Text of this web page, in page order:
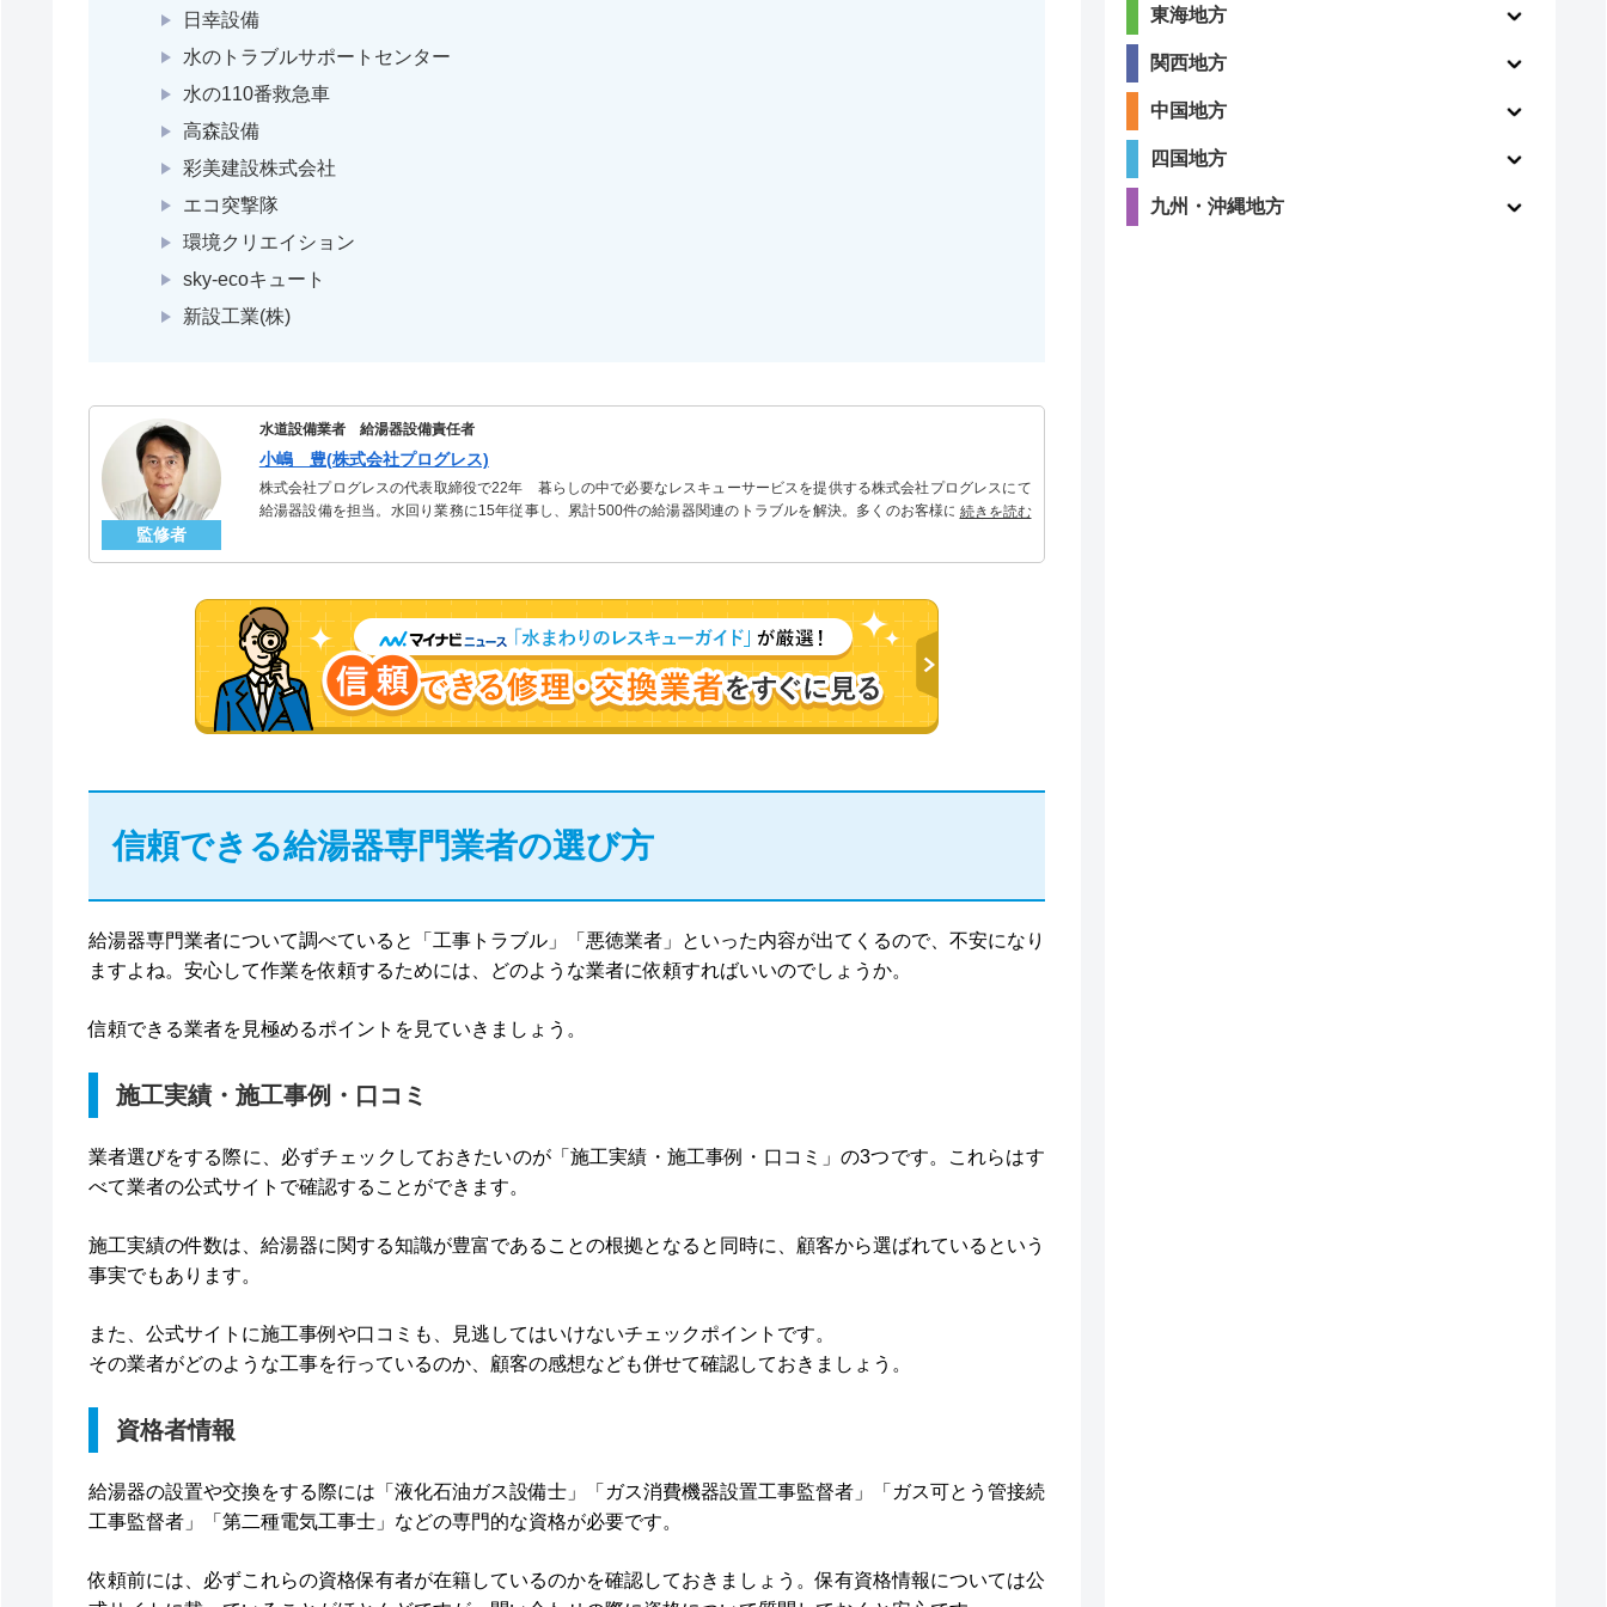
日幸設備
水のトラブルサポートセンター
水の110番救急車
高森設備
彩美建設株式会社
エコ突撃隊
環境クリエイション
sky-ecoキュート
新設工業(株)
監修者
水道設備業者 給湯器設備責任者
小嶋 豊(株式会社プログレス)
株式会社プログレスの代表取締役で22年 暮らしの中で必要なレスキューサービスを提供する株式会社プログレスにて
給湯器設備を担当。水回り業務に15年従事し、累計500件の給湯器関連のトラブルを解決。多くのお客様に信頼される
続きを読む
信頼できる給湯器専門業者の選び方
給湯器専門業者について調べていると「工事トラブル」「悪徳業者」といった内容が出てくるので、不安になり
ますよね。安心して作業を依頼するためには、どのような業者に依頼すればいいのでしょうか。
信頼できる業者を見極めるポイントを見ていきましょう。
施工実績・施工事例・口コミ
業者選びをする際に、必ずチェックしておきたいのが「施工実績・施工事例・口コミ」の3つです。これらはす
べて業者の公式サイトで確認することができます。
施工実績の件数は、給湯器に関する知識が豊富であることの根拠となると同時に、顧客から選ばれているという
事実でもあります。
また、公式サイトに施工事例や口コミも、見逃してはいけないチェックポイントです。
その業者がどのような工事を行っているのか、顧客の感想なども併せて確認しておきましょう。
資格者情報
給湯器の設置や交換をする際には「液化石油ガス設備士」「ガス消費機器設置工事監督者」「ガス可とう管接続
工事監督者」「第二種電気工事士」などの専門的な資格が必要です。
依頼前には、必ずこれらの資格保有者が在籍しているのかを確認しておきましょう。保有資格情報については公
東海地方
関西地方
中国地方
四国地方
九州・沖縄地方